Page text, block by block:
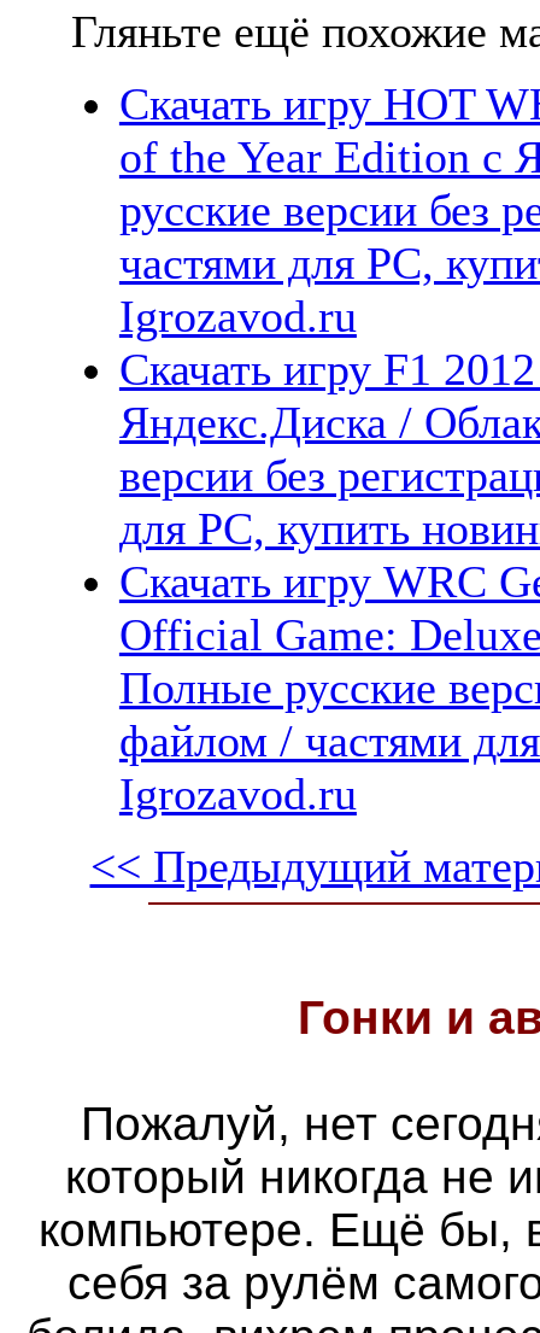
Гляньте ещё похожие
Скачать игру HOT
of the Year Edition с
русские версии без
частями для PC,
Igrozavod.ru
Скачать игру F1
Яндекс.Диска /
версии без
для PC, купить
Скачать игру WRC
Official Game:
Полные русские
файлом / частями
Igrozavod.ru
<< Предыдущий
Гонки и
Пожалуй, нет
который никогда не
компьютере. Ещё бы,
себя за рулём